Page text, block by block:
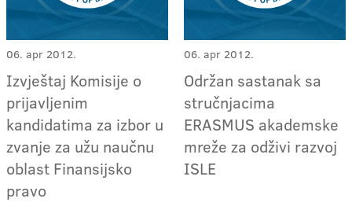
06. apr 2012.
Izvještaj Komisije o
prijavljenim
kandidatima za izbor u
zvanje za užu naučnu
oblast Finansijsko
pravo
06. apr 2012.
Održan sastanak sa
stručnjacima
ERASMUS akademske
mreže za odživi razvoj
ISLE